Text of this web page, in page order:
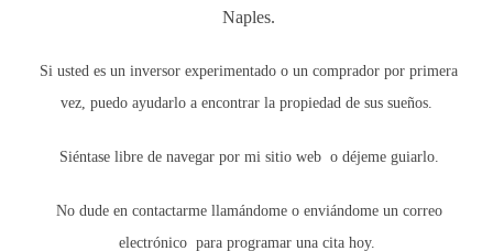
estos precios pueden dispararse. Por ejemplo:
El acero ha visto incrementos del 30% en su
precio debido a la alta demanda global.
La madera ha experimentado fluctuaciones
constructores como a compradores.
Mano de Obra
Naples.
Si usted es un inversor experimentado o un comprador por primera
vez, puedo ayudarlo a encontrar la propiedad de sus sueños.
Siéntase libre de navegar por mi sitio web o déjeme guiarlo.
No dude en contactarme llamándome o enviándome un correo
electrónico para programar una cita hoy.